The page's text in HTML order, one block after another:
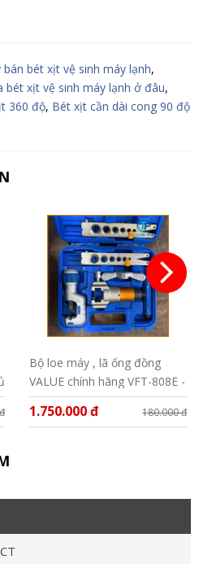
bét xịt vệ sinh máy lạnh,
bét xịt vệ sinh máy lạnh ở đâu,
360 độ, Bét xịt cần dài cong 90 độ
Bộ loe máy , lã ống đồng
VALUE chính hãng VFT-808E -
MIS
1.750.000 đ 180.000 đ